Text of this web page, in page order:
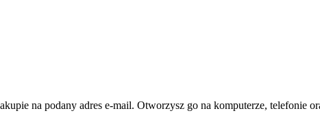
na podany adres e-mail. Otworzysz go na komputerze, telefonie